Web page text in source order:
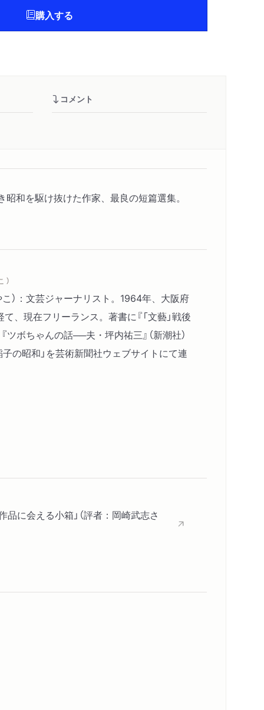
購入する
コメント
和を駆け抜けた作家、最良の短篇選集。
）
）：文芸ジャーナリスト。1964年、大阪府
、現在フリーランス。著書に『「文藝」戦後
ツボちゃんの話──夫・坪内祐三』（新潮社）
の昭和」を芸術新聞社ウェブサイトにて連
品に会える小箱」（評者：岡崎武志さ